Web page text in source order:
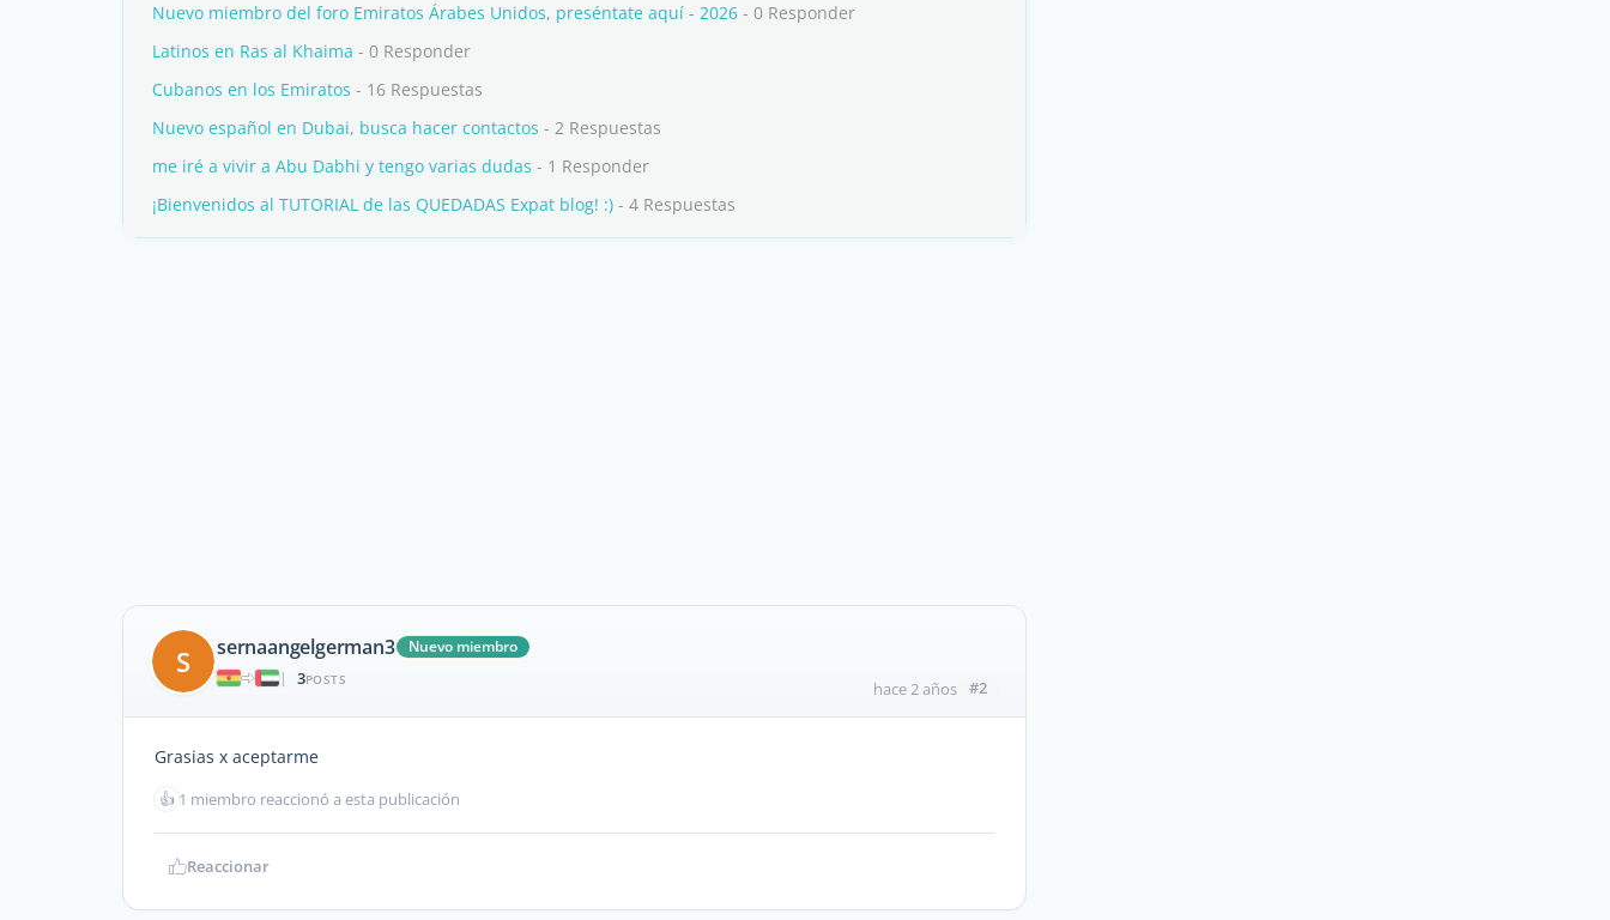
Nuevo miembro del foro Emiratos Árabes Unidos, preséntate aquí - 2026 - 0 Responder
Latinos en Ras al Khaima - 0 Responder
Cubanos en los Emiratos - 16 Respuestas
Nuevo español en Dubai, busca hacer contactos - 2 Respuestas
me iré a vivir a Abu Dabhi y tengo varias dudas - 1 Responder
¡Bienvenidos al TUTORIAL de las QUEDADAS Expat blog! :) - 4 Respuestas
S sernaangelgerman3
Nuevo miembro
|
3POSTS hace 2 años #2
Grasias x aceptarme
👍 1 miembro reaccionó a esta publicación
Reaccionar